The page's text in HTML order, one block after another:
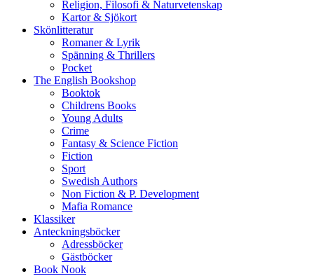
Religion, Filosofi & Naturvetenskap
Kartor & Sjökort
Skönlitteratur
Romaner & Lyrik
Spänning & Thrillers
Pocket
The English Bookshop
Booktok
Childrens Books
Young Adults
Crime
Fantasy & Science Fiction
Fiction
Sport
Swedish Authors
Non Fiction & P. Development
Mafia Romance
Klassiker
Anteckningsböcker
Adressböcker
Gästböcker
Book Nook